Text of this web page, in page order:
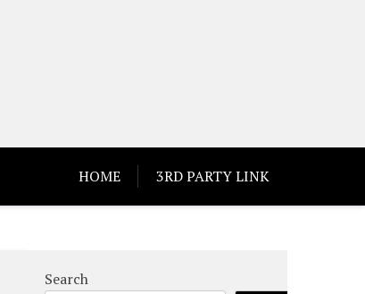
HOME 3RD PARTY LINK
Search